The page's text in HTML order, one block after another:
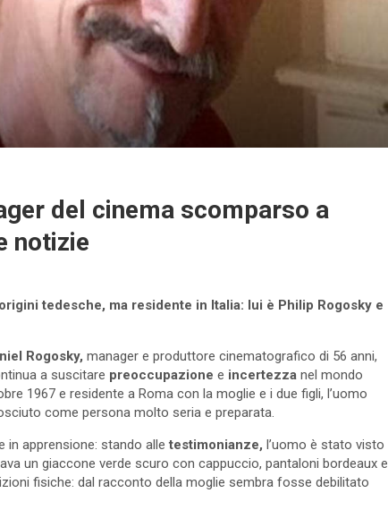
del cinema scomparso a
notizie
tedesche, ma residente in Italia: lui è Philip Rogosky e
Rogosky, manager e produttore cinematografico di 56 anni,
a suscitare preoccupazione e incertezza nel mondo
1967 e residente a Roma con la moglie e i due figli, l’uomo
come persona molto seria e preparata.
in apprensione: stando alletestimonianze, l’uomo è stato visto
un giaccone verde scuro con cappuccio, pantaloni bordeaux e
fisiche: dal racconto della moglie sembra fosse debilitato